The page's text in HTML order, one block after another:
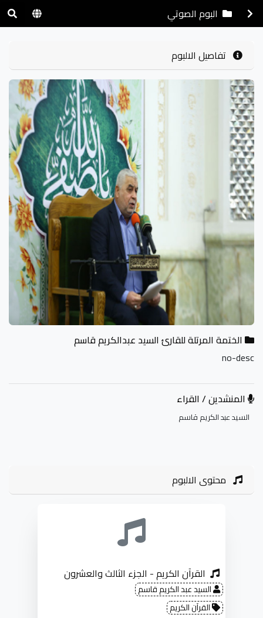
البوم الصوتي
تفاصيل الالبوم
الختمة المرتلة للقارئ السيد عبدالكريم قاسم
no-desc
المنشدين / القراء
السيد عبد الكريم قاسم
محتوى الالبوم
القرآن الكريم - الجزء الثالث والعشرون
السيد عبد الكريم قاسم
القرآن الكريم